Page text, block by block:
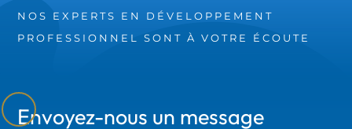
NOS EXPERTS EN DÉVELOPPEMENT
PROFESSIONNEL SONT À VOTRE ÉCOUTE
Envoyez-nous un message